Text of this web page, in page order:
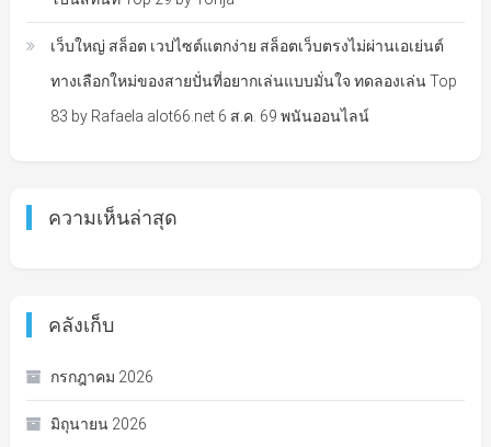
เว็บใหญ่ สล็อต เวปไซต์แตกง่าย สล็อตเว็บตรงไม่ผ่านเอเย่นต์
ทางเลือกใหม่ของสายปั่นที่อยากเล่นแบบมั่นใจ ทดลองเล่น Top
83 by Rafaela alot66.net 6 ส.ค. 69 พนันออนไลน์
ความเห็นล่าสุด
คลังเก็บ
กรกฎาคม 2026
มิถุนายน 2026